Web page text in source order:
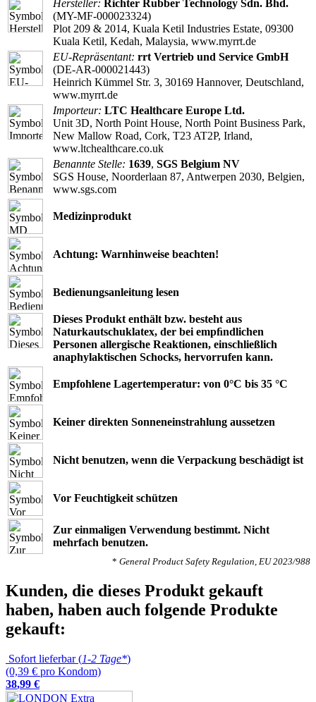
Hersteller: Richter Rubber Technology Sdn. Bhd.
(MY-MF-000023324)
Plot 209 & 2014, Kuala Ketil Industries Estate, 09300
Kuala Ketil, Kedah, Malaysia, www.myrrt.de
EU-Repräsentant: rrt Vertrieb und Service GmbH
(DE-AR-000021443)
Heinrich Kümmel Str. 3, 30169 Hannover, Deutschland,
www.myrrt.de
Importeur: LTC Healthcare Europe Ltd.
Unit 3D, North Point House, North Point Business Park,
New Mallow Road, Cork, T23 AT2P, Irland,
www.ltchealthcare.co.uk
Benannte Stelle: 1639, SGS Belgium NV
SGS House, Noorderlaan 87, Antwerpen 2030, Belgien,
www.sgs.com
Medizinprodukt
Achtung: Warnhinweise beachten!
Bedienungsanleitung lesen
Dieses Produkt enthält bzw. besteht aus
Naturkautschuklatex, der bei empﬁndlichen
Personen allergische Reaktionen, einschließlich
anaphylaktischen Schocks, hervorrufen kann.
Empfohlene Lagertemperatur: von 0°C bis 35 °C
Keiner direkten Sonneneinstrahlung aussetzen
Nicht benutzen, wenn die Verpackung beschädigt ist
Vor Feuchtigkeit schützen
Zur einmaligen Verwendung bestimmt. Nicht
mehrfach benutzen.
* General Product Safety Regulation, EU 2023/988
Kunden, die dieses Produkt gekauft
haben, haben auch folgende Produkte
gekauft:
Sofort lieferbar (1-2 Tage*)
(0,39 € pro Kondom)
38,99 €